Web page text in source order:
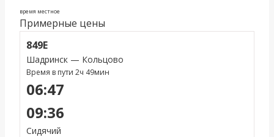
время местное
Примерные цены
849Е
Шадринск — Кольцово
Время в пути 2ч 49мин
06:47
09:36
Сидячий